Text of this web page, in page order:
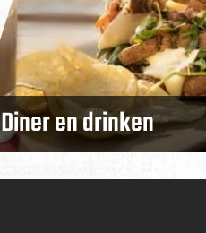
Diner en drinken